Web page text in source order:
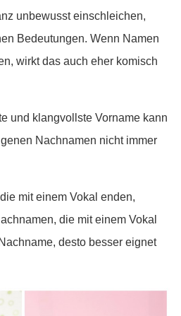
unbewusst einschleichen,
Bedeutungen. Wenn Namen
wirkt das auch eher komisch
und klangvollste Vorname kann
Nachnamen nicht immer
mit einem Vokal enden,
die mit einem Vokal
desto besser eignet